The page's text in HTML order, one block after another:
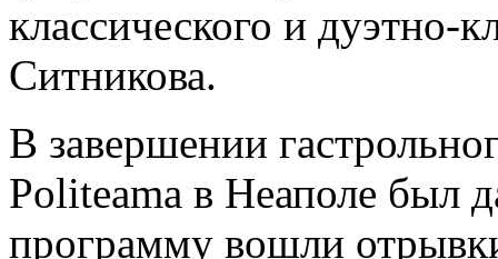
классического и дуэтно-
Ситникова.
В завершении
Politeama в Неаполе был
программу вошли